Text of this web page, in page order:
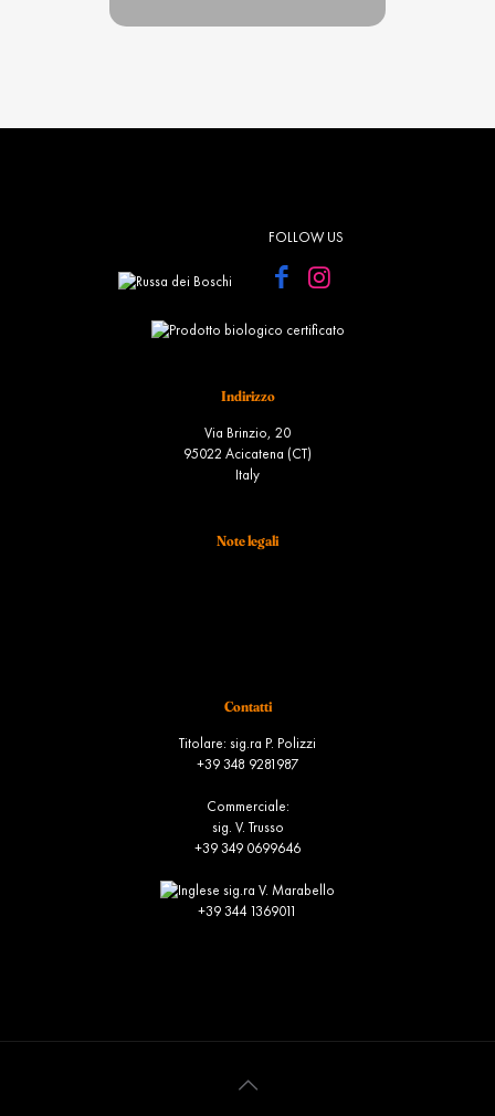
FOLLOW US
Indirizzo
Via Brinzio, 20
95022 Acicatena (CT)
Italy
Note legali
Contatti
Titolare: sig.ra P. Polizzi
+39 348 9281987
Commerciale:
sig. V. Trusso
+39 349 0699646
sig.ra V. Marabello
+39 344 1369011